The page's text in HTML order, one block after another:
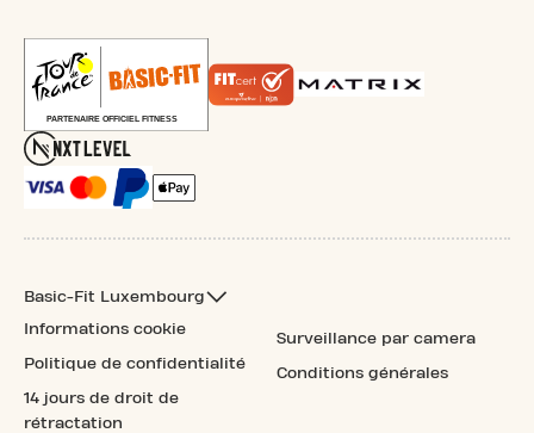
Basic-Fit Luxembourg
Informations cookie
Politique de confidentialité
14 jours de droit de
rétractation
Surveillance par camera
Conditions générales